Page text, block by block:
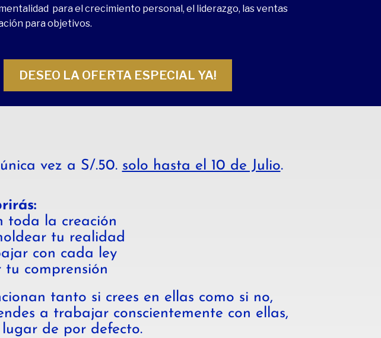
para el crecimiento personal, el liderazgo, las ventas
para objetivos.
DESEO LA OFERTA ESPECIAL YA!
vez a S/.50. solo hasta el 10 de Julio.
toda la creación
tu realidad
con cada ley
tu comprensión
tanto si crees en ellas como si no,
a trabajar conscientemente con ellas,
de por defecto.